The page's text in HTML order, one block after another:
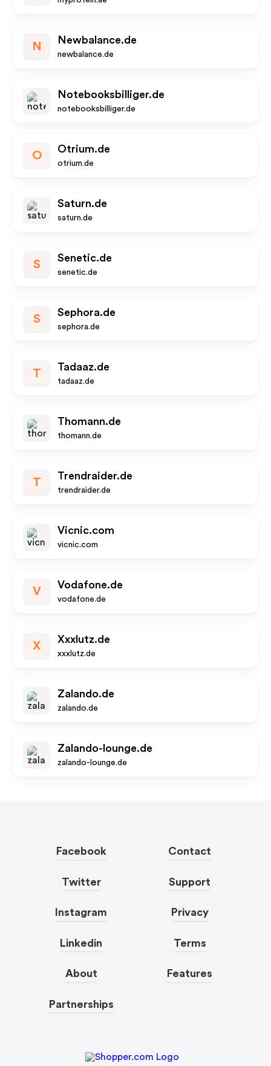
N
Newbalance.de
newbalance.de
Notebooksbilliger.de
notebooksbilliger.de
O
Otrium.de
otrium.de
Saturn.de
saturn.de
S
Senetic.de
senetic.de
S
Sephora.de
sephora.de
T
Tadaaz.de
tadaaz.de
Thomann.de
thomann.de
T
Trendraider.de
trendraider.de
Vicnic.com
vicnic.com
V
Vodafone.de
vodafone.de
X
Xxxlutz.de
xxxlutz.de
Zalando.de
zalando.de
Zalando-lounge.de
zalando-lounge.de
Facebook
Twitter
Instagram
Linkedin
About
Partnerships
Contact
Support
Privacy
Terms
Features